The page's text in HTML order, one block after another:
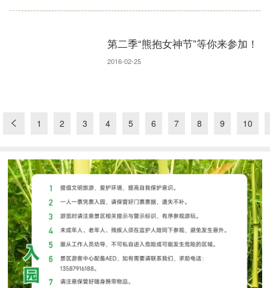
第二季“熊抱女神节”等你来参加！
2016-02-25
1 2 3 4 5 6 7 8 9 10